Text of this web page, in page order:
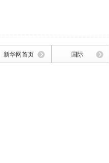
新华网首页 国际